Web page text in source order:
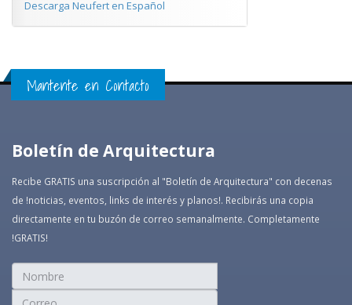
Descarga Neufert en Español
Mantente en Contacto
Boletín de Arquitectura
Recibe GRATIS una suscripción al "Boletín de Arquitectura" con decenas
de !noticias, eventos, links de interés y planos!. Recibirás una copia
directamente en tu buzón de correo semanalmente. Completamente
!GRATIS!